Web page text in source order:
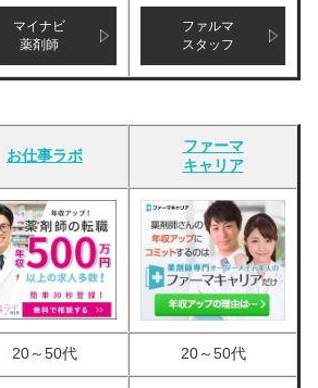
マイナビ
薬剤師
ファルマ
スタッフ
お仕事ラボ
ファーマ
キャリア
20～50代 20～50代